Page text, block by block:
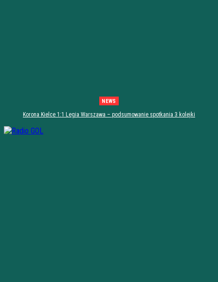
NEWS
Korona Kielce 1:1 Legia Warszawa – podsumowanie spotkania 3 kolejki